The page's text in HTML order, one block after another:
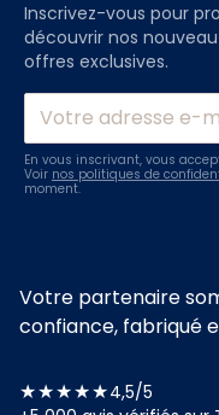
Inscrivez-vous pour
découvrir nos
offres exclusives.
En vous inscrivant, vous
Voir nos politiques de
moment.
Votre partenaire
confiance, fabriqué
★★★★★4,5/5